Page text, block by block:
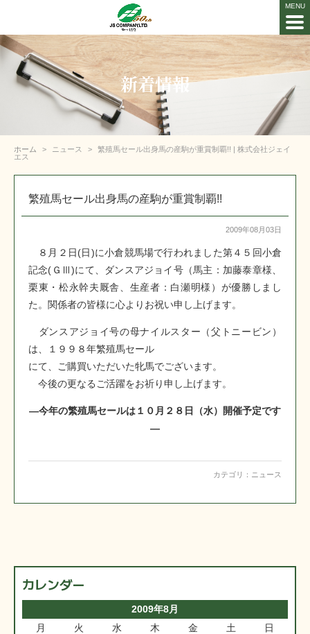
新着情報
ホーム ニュース
繁殖馬セール出身馬の産駒が重賞制覇!! | 株式会社ジェイ
エス
繁殖馬セール出身馬の産駒が重賞制覇!!
2009年08月03日
８月２日(日)に小倉競馬場で行われました第４５回小倉
記念(ＧⅢ)にて、ダンスアジョイ号（馬主：加藤泰章様、
栗東・松永幹夫厩舎、生産者：白瀬明様）が優勝しまし
た。関係者の皆様に心よりお祝い申し上げます。
ダンスアジョイ号の母ナイルスター（父トニービン）
は、１９９８年繁殖馬セール
にて、ご購買いただいた牝馬でございます。
今後の更なるご活躍をお祈り申し上げます。
―今年の繁殖馬セールは１０月２８日（水）開催予定です
―
カテゴリ： ニュース
カレンダー
2009年8月
月
火 水 木 金 土 日